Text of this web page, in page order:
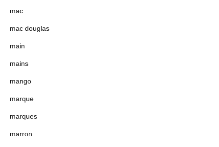
mac
mac douglas
main
mains
mango
marque
marques
marron